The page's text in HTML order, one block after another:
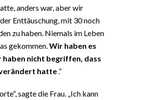
anders war, aber wir
Enttäuschung, mit 30 noch
zu haben. Niemals im Leben
gekommen. Wir haben es
haben nicht begriffen, dass
hatte .“
sagte die Frau. „Ich kann